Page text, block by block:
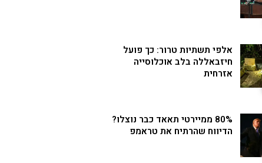
אלפי תשתיות טרור: כך פועל
חיזבאללה בלב אוכלוסייה
אזרחית
80% ממיירטי תאאד כבר נוצלו?
הדיווח שהרתיח את טראמפ